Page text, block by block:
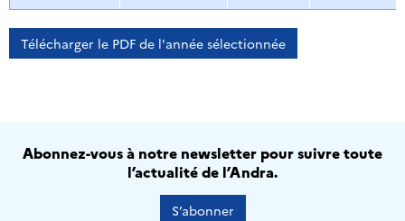
Télécharger le PDF de l'année sélectionnée
Abonnez-vous à notre newsletter pour suivre toute
l’actualité de l’Andra.
S’abonner